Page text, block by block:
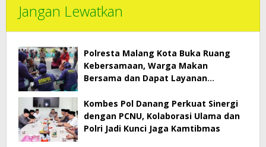
Jangan Lewatkan
Polresta Malang Kota Buka Ruang
Kebersamaan, Warga Makan
Bersama dan Dapat Layanan
Kombes Pol Danang Perkuat Sinergi
dengan PCNU, Kolaborasi Ulama dan
Polri Jadi Kunci Jaga Kamtibmas